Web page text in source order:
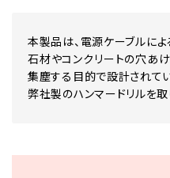
本製品は、電源ケーブルに
石材やコンクリートの穴あ
集塵する目的で設計されてい
弊社製のハンマードリルを取